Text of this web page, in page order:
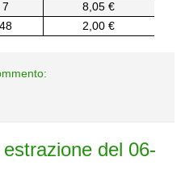
7
8,05 €
48 2,00 €
del 06-